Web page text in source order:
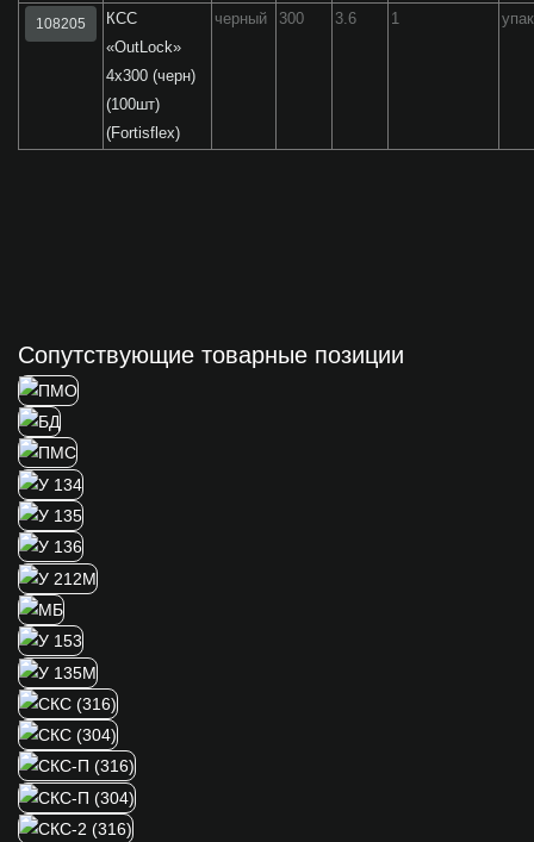
108205
КСС
«OutLock»
4x300 (черн)
(100шт)
(Fortisflex)
черный 300 3.6 1 упак
Сопутствующие товарные позиции